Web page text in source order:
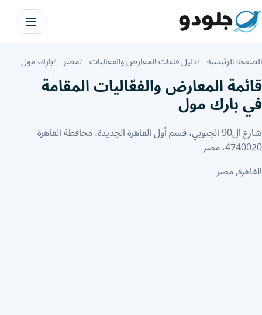
الصفحة الرئيسية دليل قاعات المعارض والفعاليات مصر بارك مول
قائمة المعارض والفعّاليات المقامة
في بارك مول
شارع ال90 الجنوبي، قسم أول القاهرة الجديدة، محافظة القاهرة‬
4740020، مصر
القاهرة, مصر